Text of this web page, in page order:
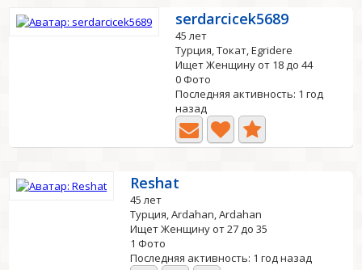
serdarcicek5689
45 лет
Турция, Токат, Egridere
Ищет Женщину от 18 до 44
0 Фото
Последняя активность: 1 год
назад
Reshat
45 лет
Турция, Ardahan, Ardahan
Ищет Женщину от 27 до 35
1 Фото
Последняя активность: 1 год назад